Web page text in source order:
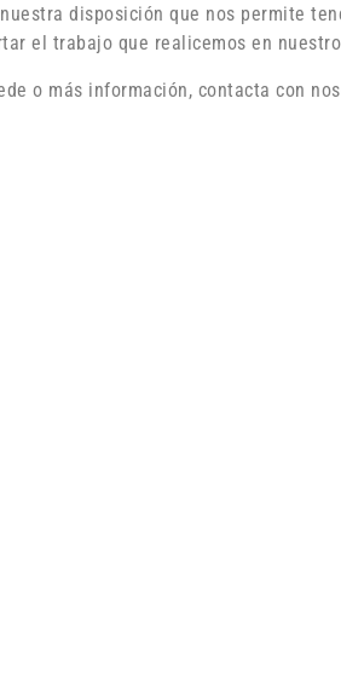
disposición que nos permite
el trabajo que realicemos en
o más información, contacta con